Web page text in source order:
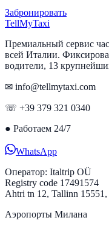
Забронировать
TellMyTaxi
Премиальный сервис
всей Италии.
водители, 13
✉ info@tellmytaxi.com
☏ +39 379 321 0340
● Работаем 24/7
WhatsApp
Оператор: Italtrip OÜ
Registry code 17491574
Ahtri tn 12, Tallinn 15551,
Аэропорты Милана